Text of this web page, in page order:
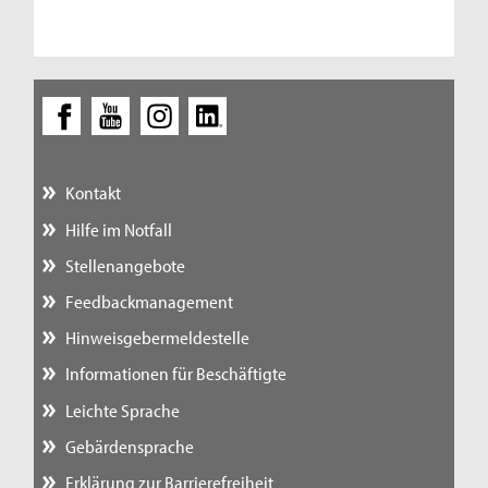
Kontakt
Hilfe im Notfall
Stellenangebote
Feedbackmanagement
Hinweisgebermeldestelle
Informationen für Beschäftigte
Leichte Sprache
Gebärdensprache
Erklärung zur Barrierefreiheit